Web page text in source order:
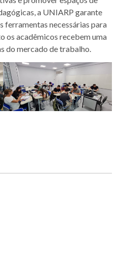
a UNIARP garante
ferramentas necessárias para
os acadêmicos recebem uma
do mercado de trabalho.